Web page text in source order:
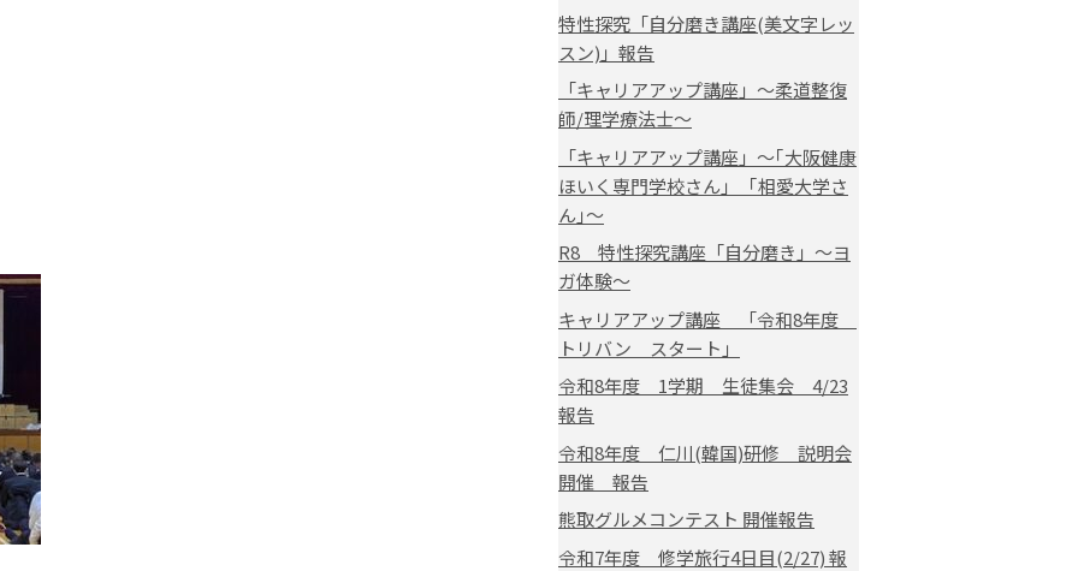
特性探究「自分磨き講座(美文字レッ
スン)」報告
「キャリアアップ講座」～柔道整復
師/理学療法士～
「キャリアアップ講座」～｢大阪健康
ほいく専門学校さん｣ ｢相愛大学さ
ん｣～
R8 特性探究講座「自分磨き」～ヨ
ガ体験～
キャリアアップ講座 「令和8年度
トリバン スタート」
令和8年度 1学期 生徒集会 4/23
報告
令和8年度 仁川(韓国)研修 説明会
開催 報告
熊取グルメコンテスト 開催報告
令和7年度 修学旅行4日目(2/27) 報